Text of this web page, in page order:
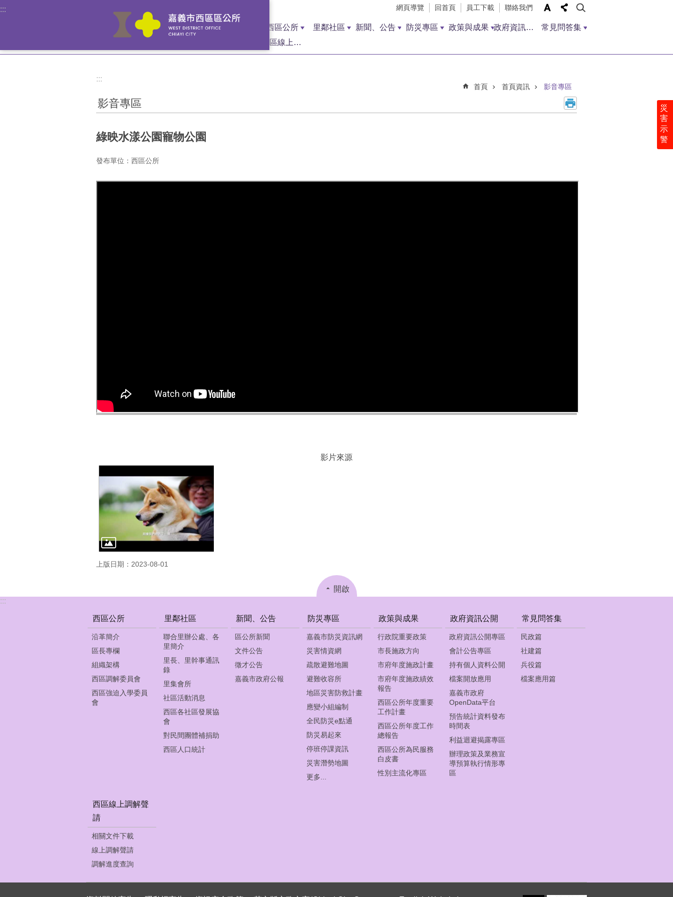
跳到主要內容區塊
:::
災
害
示
警
網頁導覽 回首頁 員工下載 聯絡我們
西區公所 里鄰社區 新聞、公告 防災專區 政策與成果 政府資訊公開
常見問答集
西區線上調解聲請
:::
首頁 首頁資訊 影音專區
影音專區
綠映水漾公園寵物公園
發布單位：西區公所
影片來源
上版日期：2023-08-01
開啟
:::
西區公所
沿革簡介
區長專欄
組織架構
西區調解委員會
西區強迫入學委員
會
里鄰社區
聯合里辦公處、各
里簡介
里長、里幹事通訊
錄
里集會所
社區活動消息
西區各社區發展協
會
對民間團體補捐助
西區人口統計
新聞、公告
區公所新聞
文件公告
徵才公告
嘉義市政府公報
防災專區
嘉義市防災資訊網
災害情資網
疏散避難地圖
避難收容所
地區災害防救計畫
應變小組編制
全民防災e點通
防災易起來
停班停課資訊
災害潛勢地圖
更多...
政策與成果
行政院重要政策
市長施政方向
市府年度施政計畫
市府年度施政績效
報告
西區公所年度重要
工作計畫
西區公所年度工作
總報告
西區公所為民服務
白皮書
性別主流化專區
政府資訊公開
政府資訊公開專區
會計公告專區
持有個人資料公開
檔案開放應用
嘉義市政府
OpenData平台
預告統計資料發布
時間表
利益迴避揭露專區
辦理政策及業務宣
導預算執行情形專
區
常見問答集
民政篇
社建篇
兵役篇
檔案應用篇
西區線上調解聲
請
相關文件下載
線上調解聲請
調解進度查詢